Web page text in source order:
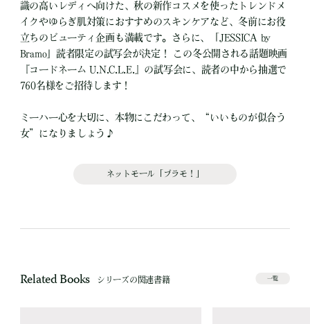
識の高いレディへ向けた、秋の新作コスメを使ったトレンドメ
イクやゆらぎ肌対策におすすめのスキンケアなど、冬前にお役
立ちのビューティ企画も満載です。さらに、「JESSICA by
Bramo」読者限定の試写会が決定！ この冬公開される話題映画
『コードネーム U.N.C.L.E.』の試写会に、読者の中から抽選で
760名様をご招待します！
ミーハー心を大切に、本物にこだわって、“いいものが似合う
女”になりましょう♪
ネットモール「ブラモ！」
Related Books シリーズの関連書籍 一覧